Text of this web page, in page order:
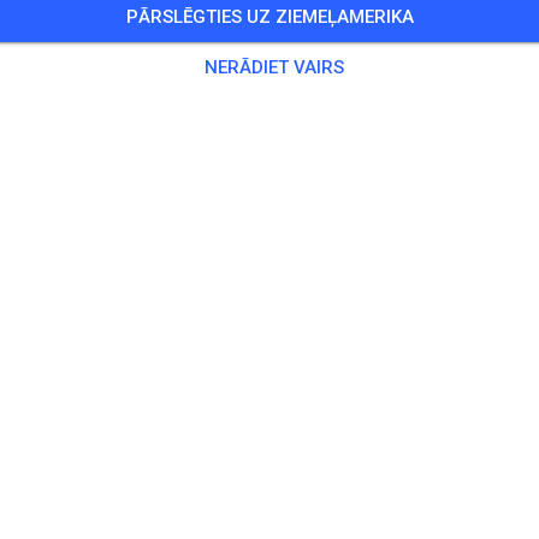
,50 Dalībnieki
PĀRSLĒGTIES UZ ZIEMEĻAMERIKA
NERĀDIET VAIRS